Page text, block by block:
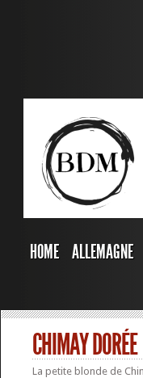
HOME ALLEMAGNE
CHIMAY DORÉE
La petite blonde de